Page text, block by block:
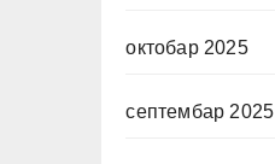
октобар 2025
септембар 2025